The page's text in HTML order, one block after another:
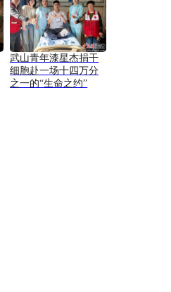
武山青年漆星杰捐干
细胞赴一场十四万分
之一的“生命之约”